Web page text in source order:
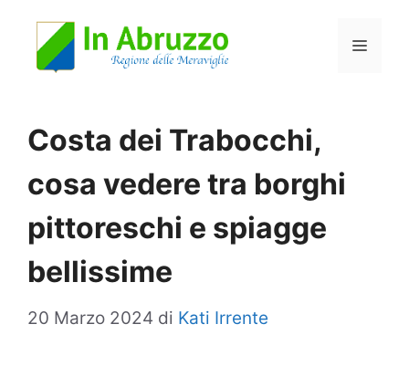
Menu
Costa dei Trabocchi,
cosa vedere tra borghi
pittoreschi e spiagge
bellissime
20 Marzo 2024 di Kati Irrente